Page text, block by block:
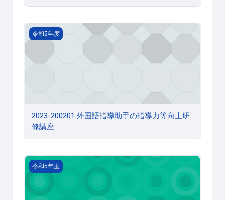
2023-200201 外国語指導助手の指導力等向上研修講座
令和5年度
2023-200201 外国語指導助手の指導力等向上研
修講座
2023-200202 英語教育中核教員研修講座
令和5年度